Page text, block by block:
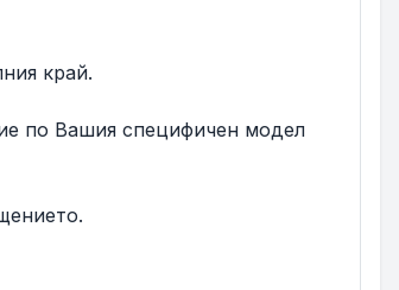
край.
по Вашия специфичен модел